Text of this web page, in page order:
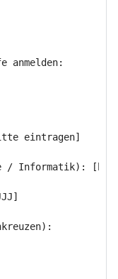
anmelden:
eintragen]
/ Informatik):